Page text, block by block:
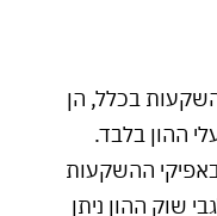
בכלל, הן
ההון בלבד.
ההשקעות
שוק ההון ניתן